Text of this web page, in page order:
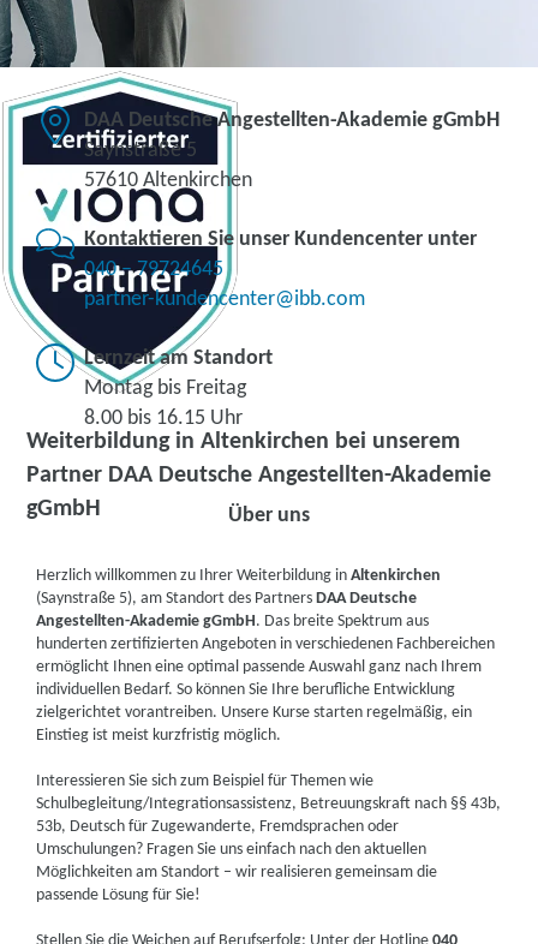
Weiterbildung in Altenkirchen bei unserem
Partner DAA Deutsche Angestellten-Akademie
gGmbH
DAA Deutsche Angestellten-Akademie gGmbH
Saynstraße 5
57610 Altenkirchen
Kontaktieren Sie unser Kundencenter unter
040 – 79724645
partner-kundencenter@ibb.com
Lernzeit am Standort
Montag bis Freitag
8.00 bis 16.15 Uhr
Über uns
Herzlich willkommen zu Ihrer Weiterbildung inAltenkirchen
(Saynstraße 5), am Standort des PartnersDAA Deutsche
Angestellten-Akademie gGmbH. Das breite Spektrum aus
hunderten zertifizierten Angeboten in verschiedenen Fachbereichen
ermöglicht Ihnen eine optimal passende Auswahl ganz nach Ihrem
individuellen Bedarf. So können Sie Ihre berufliche Entwicklung
zielgerichtet vorantreiben. Unsere Kurse starten regelmäßig, ein
Einstieg ist meist kurzfristig möglich.
Interessieren Sie sich zum Beispiel für Themen wie
Schulbegleitung/Integrationsassistenz, Betreuungskraft nach §§ 43b,
53b, Deutsch für Zugewanderte, Fremdsprachen oder
Umschulungen? Fragen Sie uns einfach nach den aktuellen
Möglichkeiten am Standort – wir realisieren gemeinsam die
passende Lösung für Sie!